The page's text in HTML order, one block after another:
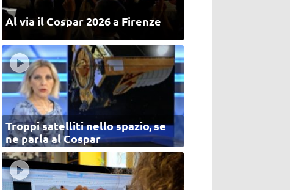
Al via il Cospar 2026 a Firenze
Troppi satelliti nello spazio, se
ne parla al Cospar